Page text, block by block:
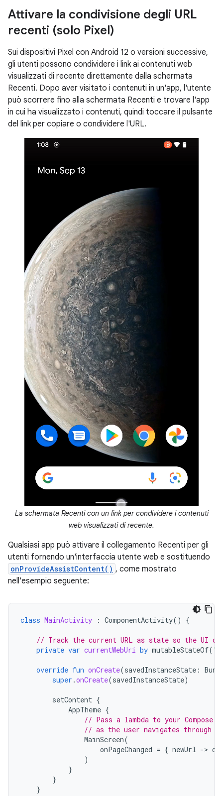
Attivare la condivisione degli URL
recenti (solo Pixel)
Sui dispositivi Pixel con Android 12 o versioni successive,
gli utenti possono condividere i link ai contenuti web
visualizzati di recente direttamente dalla schermata
Recenti. Dopo aver visitato i contenuti in un'app, l'utente
può scorrere fino alla schermata Recenti e trovare l'app
in cui ha visualizzato i contenuti, quindi toccare il pulsante
del link per copiare o condividere l'URL.
La schermata Recenti con un link per condividere i contenuti
web visualizzati di recente.
Qualsiasi app può attivare il collegamento Recenti per gli
utenti fornendo un'interfaccia utente web e sostituendo
onProvideAssistContent() , come mostrato
nell'esempio seguente:
class MainActivity : ComponentActivity() {
// Track the current URL as state so the UI
private var currentWebUri by mutableStateOf(
override fun onCreate(savedInstanceState :
super .onCreate(savedInstanceState)
setContent {
AppTheme {
// Pass a lambda to your
// as the user navigates through
MainScreen(
onPageChanged = { newUrl ->
)
}
}
}